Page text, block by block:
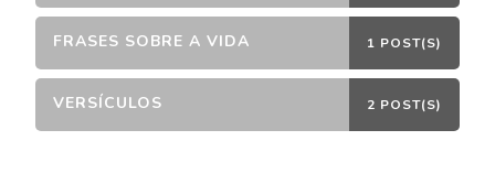
FRASES SOBRE A VIDA 1 POST(S)
VERSÍCULOS 2 POST(S)